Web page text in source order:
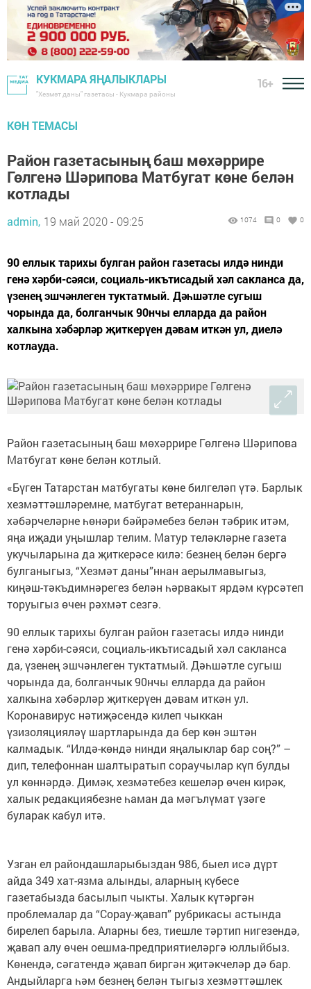
КУКМАРА ЯҢАЛЫКЛАРЫ
"Хезмәт даны" газетасы - Кукмара районы
16+
КӨН ТЕМАСЫ
Район газетасының баш мөхәррире
Гөлгенә Шәрипова Матбугат көне белән
котлады
admin, 19 май 2020 - 09:25 1074 0 0
90 еллык тарихы булган район газетасы илдә нинди
генә хәрби-сәяси, социаль-икътисадый хәл сакланса да,
үзенең эшчәнлеген туктатмый. Дәһшәтле сугыш
чорында да, болганчык 90нчы елларда да район
халкына хәбәрләр җиткерүен дәвам иткән ул, диелә
котлауда.
Район газетасының баш мөхәррире Гөлгенә Шәрипова
Матбугат көне белән котлый.
«Бүген Татарстан матбугаты көне билгеләп үтә. Барлык
хезмәттәшләремне, матбугат ветераннарын,
хәбәрчеләрне һөнәри бәйрәмебез белән тәбрик итәм,
яңа иҗади уңышлар телим. Матур теләкләрне газета
укучыларына да җиткерәсе килә: безнең белән бергә
булганыгыз, “Хезмәт даны”ннан аерылмавыгыз,
киңәш-тәкъдимнәрегез белән һәрвакыт ярдәм күрсәтеп
торуыгыз өчен рәхмәт сезгә.
90 еллык тарихы булган район газетасы илдә нинди
генә хәрби-сәяси, социаль-икътисадый хәл сакланса
да, үзенең эшчәнлеген туктатмый. Дәһшәтле сугыш
чорында да, болганчык 90нчы елларда да район
халкына хәбәрләр җиткерүен дәвам иткән ул.
Коронавирус нәтиҗәсендә килеп чыккан
үзизоляцияләү шартларында да бер көн эштән
калмадык. “Илдә-көндә нинди яңалыклар бар соң?” –
дип, телефоннан шалтыратып сораучылар күп булды
ул көннәрдә. Димәк, хезмәтебез кешеләр өчен кирәк,
халык редакциябезне һаман да мәгълүмат үзәге
буларак кабул итә.
Узган ел райондашларыбыздан 986, быел исә дүрт
айда 349 хат-язма алынды, аларның күбесе
газетабызда басылып чыкты. Халык күтәргән
проблемалар да “Сорау-җавап” рубрикасы астында
бирелеп барыла. Аларны без, тиешле тәртип нигезендә,
җавап алу өчен оешма-предприятиеләргә юллыйбыз.
Көнендә, сәгатендә җавап биргән җитәкчеләр дә бар.
Андыйларга һәм безнең белән тыгыз хезмәттәшлек